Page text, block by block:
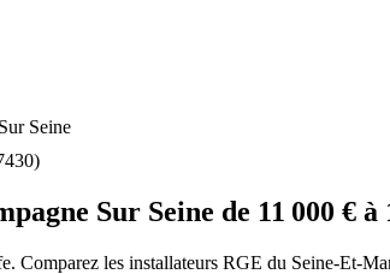
Seine
)
Sur Seine de 11 000 € à
les installateurs RGE du Seine-Et-